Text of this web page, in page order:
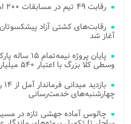
رقابت ۴۹ تیم در مسابقات ۲۰۰ امتیازی تنیس ساحلی کشور در مازندران
آغاز شد
وسطی کلا بزرگ با اعتبار ۵۴۰ میلیاردی
چهارشنبه‌های خدمت‌رسانی